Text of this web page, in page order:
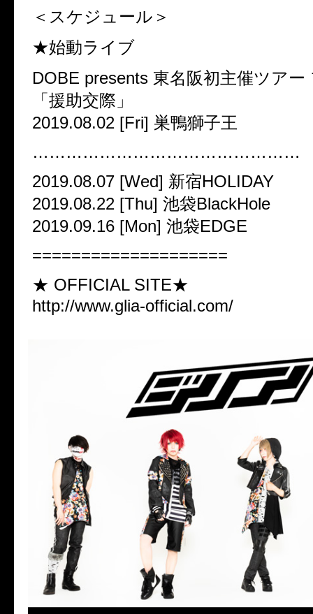
＜スケジュール＞
★始動ライブ
DOBE presents 東名阪初主催ツア
「援助交際」
2019.08.02 [Fri] 巣鴨獅子王
…………………………………………
2019.08.07 [Wed] 新宿HOLIDAY
2019.08.22 [Thu] 池袋BlackHole
2019.09.16 [Mon] 池袋EDGE
====================
★ OFFICIAL SITE★
http://www.glia-official.com/